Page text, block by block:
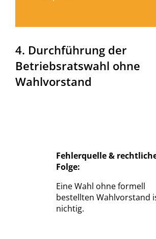
4. Durchführung der
Betriebsratswahl ohne
Wahlvorstand
Fehlerquelle &
Folge:
Eine Wahl ohne formell
bestellten Wahlvorstand
nichtig.